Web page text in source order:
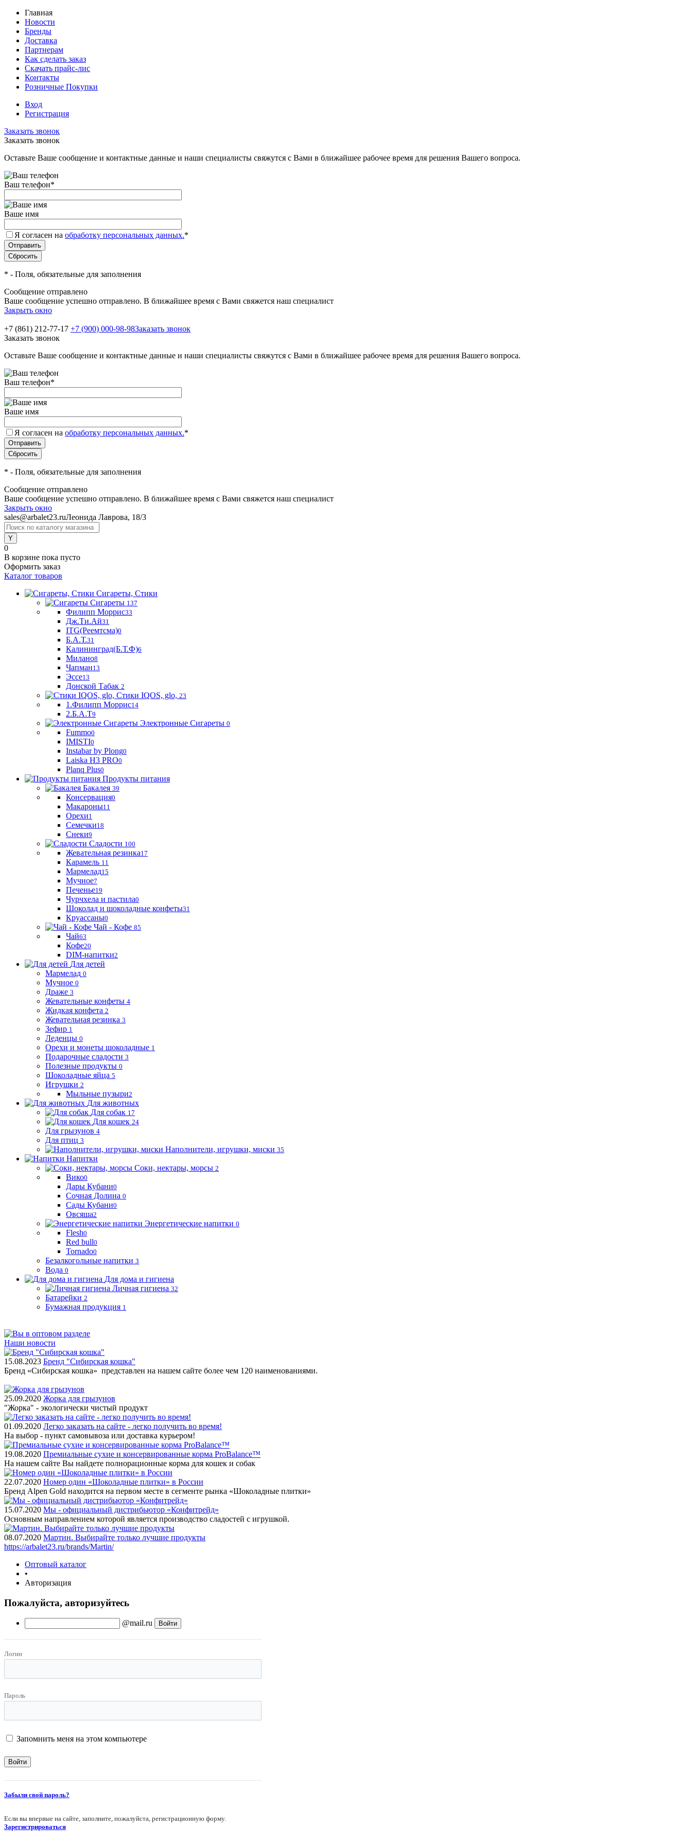
Главная
Новости
Бренды
Доставка
Партнерам
Как сделать заказ
Скачать прайс-лис
Контакты
Розничные Покупки
Вход
Регистрация
Заказать звонок
Заказать звонок
Оставьте Ваше сообщение и контактные данные и наши специалисты свяжутся с Вами в ближайшее рабочее время для решения Вашего вопроса.
Ваш телефон*
Ваше имя
Я согласен на обработку персональных данных.*
* - Поля, обязательные для заполнения
Сообщение отправлено
Ваше сообщение успешно отправлено. В ближайшее время с Вами свяжется наш специалист
Закрыть окно
+7 (861) 212-77-17 +7 (900) 000-98-98Заказать звонок
Заказать звонок
Оставьте Ваше сообщение и контактные данные и наши специалисты свяжутся с Вами в ближайшее рабочее время для решения Вашего вопроса.
Ваш телефон*
Ваше имя
Я согласен на обработку персональных данных.*
* - Поля, обязательные для заполнения
Сообщение отправлено
Ваше сообщение успешно отправлено. В ближайшее время с Вами свяжется наш специалист
Закрыть окно
sales@arbalet23.ruЛеонида Лаврова, 18/3
0
В корзине пока пусто
Оформить заказ
Каталог товаров
Сигареты, Стики
Сигареты 137
Филипп Моррис33
Дж.Ти.Ай31
ITG(Реемтсма)0
Б.А.Т.31
Калининград(Б.Т.Ф)6
Милано8
Чапман13
Эссе13
Донской Табак 2
Стики IQOS, glo, 23
1.Филипп Моррис14
2.Б.А.Т9
Электронные Сигареты 0
Fummo0
IMISTI0
Instabar by Plong0
Laiska H3 PRO0
Planq Plus0
Продукты питания
Бакалея 39
Консервация0
Макароны11
Орехи1
Семечки18
Снеки9
Сладости 100
Жевательная резинка17
Карамель 11
Мармелад15
Мучное7
Печенье19
Чурчхела и пастила0
Шоколад и шоколадные конфеты31
Круассаны0
Чай - Кофе 85
Чай63
Кофе20
DIM-напитки2
Для детей
Мармелад 0
Мучное 0
Драже 3
Жевательные конфеты 4
Жидкая конфета 2
Жевательная резинка 3
Зефир 1
Леденцы 0
Орехи и монеты шоколадные 1
Подарочные сладости 3
Полезные продукты 0
Шоколадные яйца 5
Игрушки 2
Мыльные пузыри2
Для животных
Для собак 17
Для кошек 24
Для грызунов 4
Для птиц 3
Наполнители, игрушки, миски 35
Напитки
Соки, нектары, морсы 2
Вико0
Дары Кубани0
Сочная Долина 0
Сады Кубани0
Овсяша2
Энергетические напитки 0
Flesh0
Red bull0
Tornado0
Безалкогольные напитки 3
Вода 0
Для дома и гигиена
Личная гигиена 32
Батарейки 2
Бумажная продукция 1
Наши новости
15.08.2023 Бренд "Сибирская кошка"
Бренд «Сибирская кошка» представлен на нашем сайте более чем 120 наименованиями.
25.09.2020 Жорка для грызунов
"Жорка" - экологически чистый продукт
01.09.2020 Легко заказать на сайте - легко получить во время!
На выбор - пункт самовывоза или доставка курьером!
19.08.2020 Премиальные сухие и консервированные корма ProBalance™
На нашем сайте Вы найдете полнорационные корма для кошек и собак
22.07.2020 Номер один «Шоколадные плитки» в России
Бренд Alpen Gold находится на первом месте в сегменте рынка «Шоколадные плитки»
15.07.2020 Мы - официальный дистрибьютор «Конфитрейд»
Основным направлением которой является производство сладостей с игрушкой.
08.07.2020 Мартин. Выбирайте только лучшие продукты
https://arbalet23.ru/brands/Martin/
Оптовый каталог
•
Авторизация
Пожалуйста, авторизуйтесь
@mail.ru
Логин
Пароль
Запомнить меня на этом компьютере
Забыли свой пароль?
Если вы впервые на сайте, заполните, пожалуйста, регистрационную форму.
Зарегистрироваться